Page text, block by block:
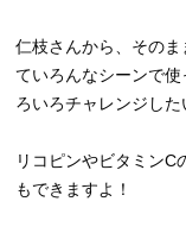
仁枝さんから、その
ていろんなシーンで
ろいろチャレンジした
リコピンやビタミンC
もできますよ！